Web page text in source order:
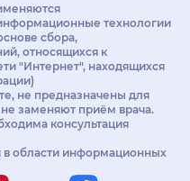
технологии
сбора,
относящихся к
"Интернет", находящихся
не предназначены для
заменяют приём врача.
консультация
в области информационных